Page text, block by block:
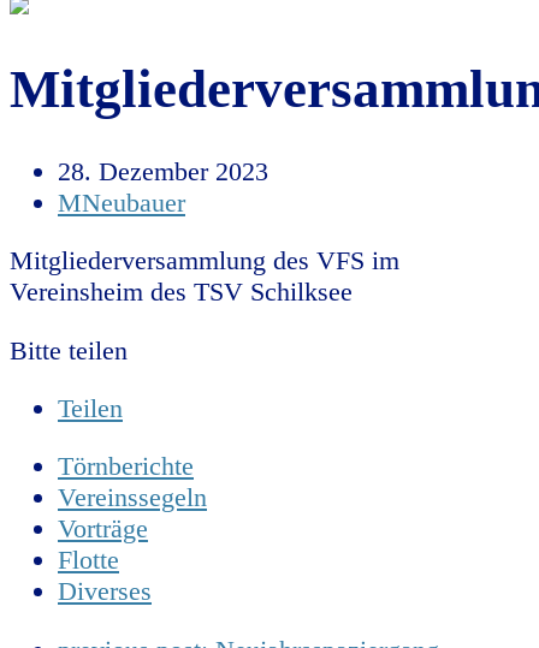
28. Dezember 2023
MNeubauer
Mitgliederversammlung des VFS im
Vereinsheim des TSV Schilksee
Bitte teilen
Teilen
Törnberichte
Vereinssegeln
Vorträge
Flotte
Diverses